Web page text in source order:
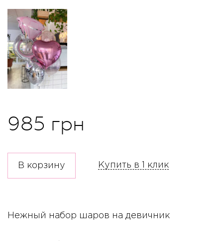
985 грн
В корзину Купить в 1 клик
Нежный набор шаров на девичник